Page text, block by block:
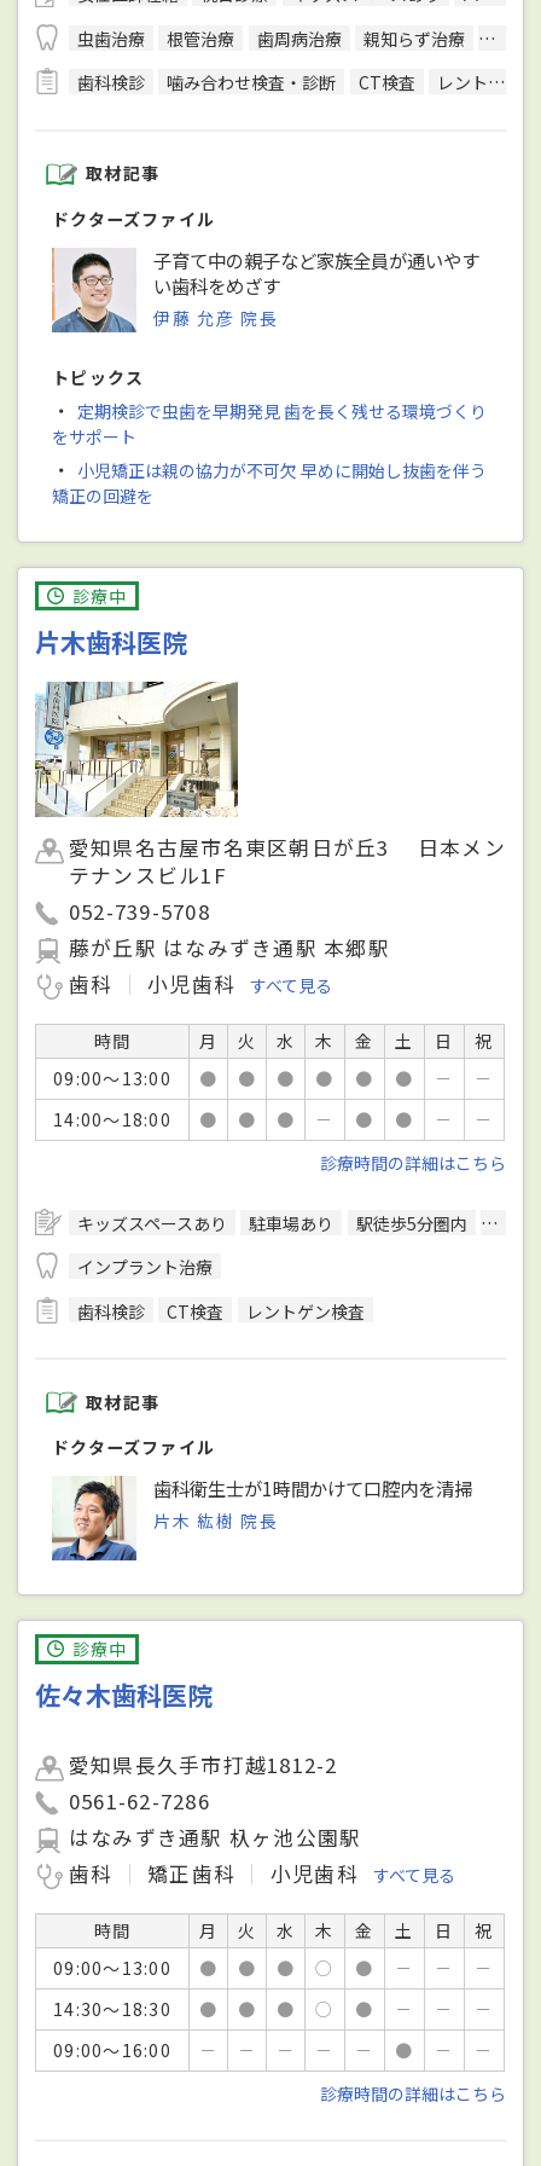
虫歯治療
根管治療 歯周病治療 親知らず治療
顎関
歯科検診
噛み合わせ検査・診断 CT検査 レントゲン検査
取材記事
ドクターズファイル
子育て中の親子など家族全員が通いやす
い歯科をめざす
伊藤 允彦 院長
トピックス
・ 定期検診で虫歯を早期発見 歯を長く残せる環境づくり
をサポート
・ 小児矯正は親の協力が不可欠 早めに開始し抜歯を伴う
矯正の回避を
診療中
片木歯科医院
愛知県名古屋市名東区朝日が丘3 日本メン
テナンスビル1F
052-739-5708
藤が丘駅 はなみずき通駅 本郷駅
歯科
小児歯科 すべて見る
時間 月 火 水 木 金 土 日
祝
09:00～13:00
● ● ● ● ● ● －
－
14:00～18:00
● ● ● － ● ● －
－
診療時間の詳細はこちら
キッズスペースあり 駐車場あり 駅徒歩5分圏内
予約可
インプラント治療
歯科検診
CT検査 レントゲン検査
取材記事
ドクターズファイル
歯科衛生士が1時間かけて口腔内を清掃
片木 紘樹 院長
診療中
佐々木歯科医院
愛知県長久手市打越1812-2
0561-62-7286
はなみずき通駅 杁ヶ池公園駅
歯科
矯正歯科 小児歯科 すべて見る
時間 月 火 水 木 金 土 日
祝
09:00～13:00
● ● ● ○ ● － －
－
14:30～18:30
● ● ● ○ ● － －
－
09:00～16:00
－ － － － － ● －
－
診療時間の詳細はこちら